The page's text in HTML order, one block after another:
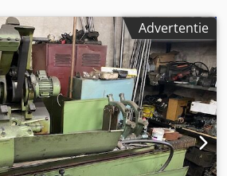
as - Revisie van het koelsysteem -
van de afdichtingen in de cilinder -
TECHNISCHE GEGEVENS
Slijpschijfdiameter: 600 mm
Afstand tussen centers: 2.500 mm
centers: 450 mm Werkstuklengte
mm Slijpschijfbreedte: 80 mm
mm Voedingsslag Z-as: 2.700 mm
mm UITRUSTING -
Advertentie